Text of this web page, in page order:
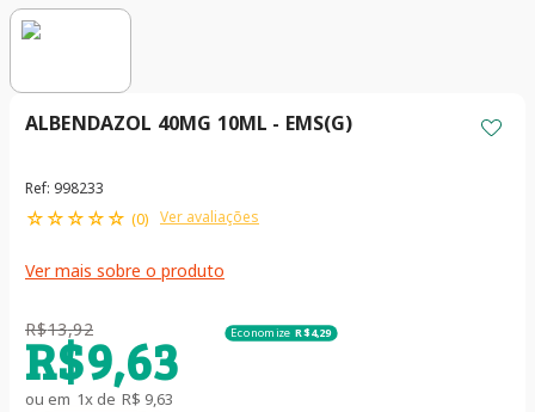
ALBENDAZOL 40MG 10ML - EMS(G)
Ref: 998233
☆☆☆☆☆ (0) Ver avaliações
Ver mais sobre o produto
R$13,92 Economize R$4,29
R$9,63
ou em 1x de R$ 9,63